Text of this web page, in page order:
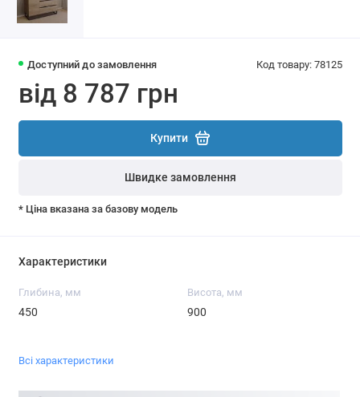
Доступний до замовлення Код товару: 78125
від 8 787 грн
Купити
Швидке замовлення
* Ціна вказана за базову модель
Характеристики
Глибина, мм
450
Висота, мм
900
Всі характеристики